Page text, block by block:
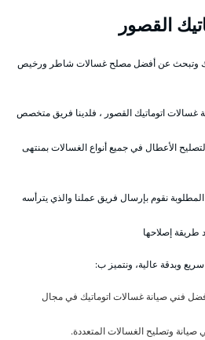
القصور
وتبحث عن أفضل مصلح غسالات شاطر ورخيص
اتوماتيك القصور ، فلدينا فريق متخصص
الأعطال في جميع أنواع الغسالات بمنتهى
نقوم بإرسال فريق عملنا والذي يترأسه
طريقة إصلاحها
وبدقة عالية، ونتميز ب:
فني صيانة غسالات اتوماتيك في مجال
وتصليح الغسالات المتعددة.